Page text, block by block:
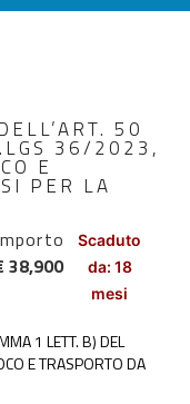
50
36/2023,
E
PER LA
38,900
Scaduto
da: 18
mesi
1 LETT. B) DEL
E TRASPORTO DA